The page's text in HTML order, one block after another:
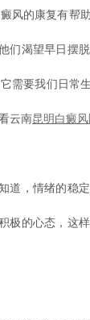
风的康复有帮
们渴望早日摆
需要我们日常
云南昆明白癜
，情绪的稳定
极的心态，这